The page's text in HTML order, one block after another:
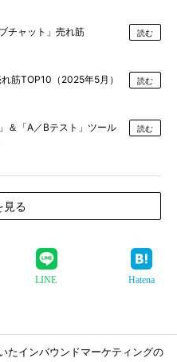
チャット」売れ筋
読む
筋TOP10（2025年5月） 読む
＆「A／Bテスト」ツール
読む
見る
LINE Hatena
たインバウンドマーケティングの